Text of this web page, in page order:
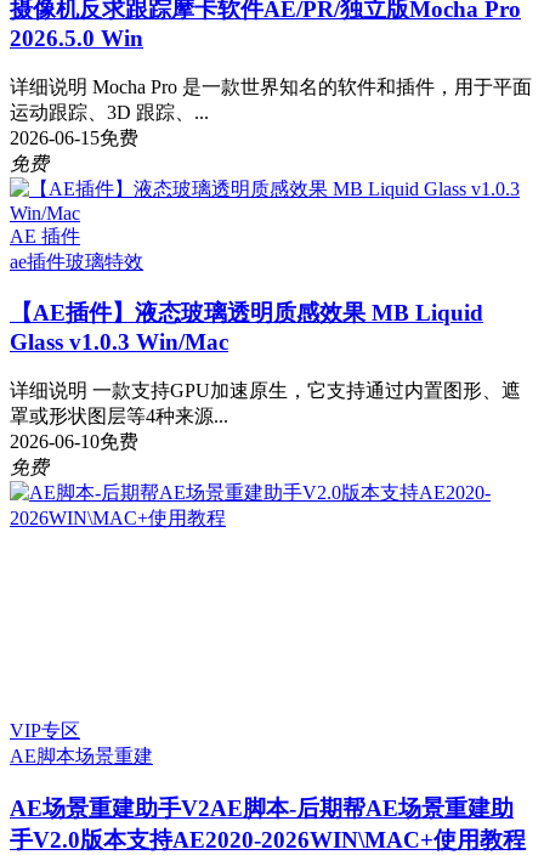
摄像机反求跟踪摩卡软件AE/PR/独立版Mocha Pro
2026.5.0 Win
详细说明 Mocha Pro 是一款世界知名的软件和插件，用于平面
运动跟踪、3D 跟踪、...
2026-06-15免费
免费
AE 插件
ae插件玻璃特效
【AE插件】液态玻璃透明质感效果 MB Liquid
Glass v1.0.3 Win/Mac
详细说明 一款支持GPU加速原生，它支持通过内置图形、遮
罩或形状图层等4种来源...
2026-06-10免费
免费
VIP专区
AE脚本场景重建
AE场景重建助手V2AE脚本-后期帮AE场景重建助
手V2.0版本支持AE2020-2026WIN\MAC+使用教程